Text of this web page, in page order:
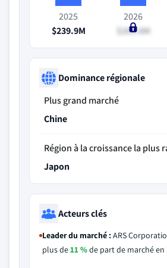
2025
$239.9M
2026
$263.8M
Dominance régionale
Plus grand marché
Chine
Région à la croissance la plus
Japon
Acteurs clés
Leader du marché :ARS
plus de11 %de part de marché en